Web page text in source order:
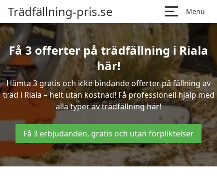
Trädfällning-pris.se Menu
Få 3 offerter på trädfällning i Riala
här!
Hämta 3 gratis och icke bindande offerter på fällning av
träd i Riala – helt utan kostnad! Få professionell hjälp med
alla typer av trädfällning här!
Få 3 erbjudanden, gratis och utan förpliktelser